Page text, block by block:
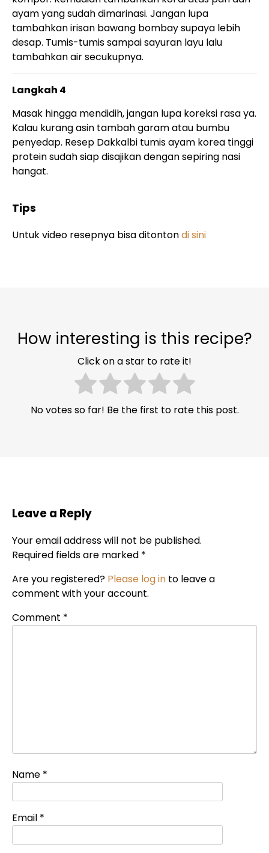
ayam yang sudah dimarinasi. Jangan lupa
tambahkan irisan bawang bombay supaya lebih
desap. Tumis-tumis sampai sayuran layu lalu
tambahkan air secukupnya.
Langkah 4
Masak hingga mendidih, jangan lupa koreksi rasa ya.
Kalau kurang asin tambah garam atau bumbu
penyedap. Resep Dakkalbi tumis ayam korea tinggi
protein sudah siap disajikan dengan sepiring nasi
hangat.
Tips
Untuk video resepnya bisa ditontondi sini
How interesting is this recipe?
Click on a star to rate it!
No votes so far! Be the first to rate this post.
Leave a Reply
Your email address will not be published.
Required fields are marked *
Are you registered? Please log in to leave a
comment with your account.
Comment *
Name *
Email *